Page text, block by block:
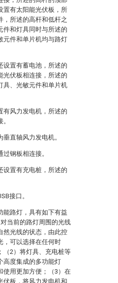
置有太阳能光伏板，所
，所述的高杆和低杆之
件和灯具同时与所述的
元件和单片机均与路灯
设置有蓄电池，所述的
光伏板相连接，所述的
具、光敏元件和单片机
有风力发电机，所述的
直轴风力发电机。
钢板相连接。
设置有充电桩，所述的
接口。
能路灯，具有如下有益
当前的路灯周围的光线
然光线的状态，由此控
，可以选择在任何时
（2）将灯具、充电桩等
高度集成的多功能灯
使用更加方便；（3）在
伏板，将风力发电机和